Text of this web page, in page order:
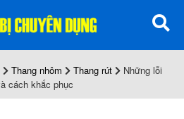
Thang nhôm Thang rút
Những lỗi
cách khắc phục